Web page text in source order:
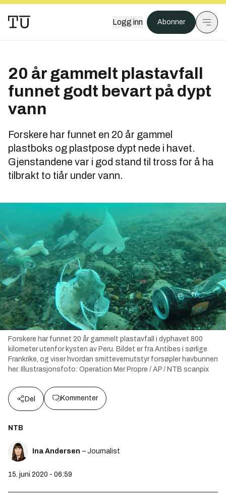
Logg inn Abonner
20 år gammelt plastavfall
funnet godt bevart på dypt
vann
Forskere har funnet en 20 år gammel
plastboks og plastpose dypt nede i havet.
Gjenstandene var i god stand til tross for å ha
tilbrakt to tiår under vann.
Forskere har funnet 20 år gammelt plastavfall i dyphavet 800
kilometer utenfor kysten av Peru. Bildet er fra Antibes i sørlige
Frankrike, og viser hvordan smittevernutstyr forsøpler havbunnen
her.
Illustrasjonsfoto: Operation Mer Propre / AP / NTB scanpix
Del Kommenter
NTB
Ina Andersen – Journalist
15. juni 2020 - 06:59